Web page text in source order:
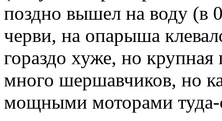
поздно вышел на воду (в
черви, на опарыша
гораздо хуже, но крупная
много шершавчиков, но
мощными моторами туда-